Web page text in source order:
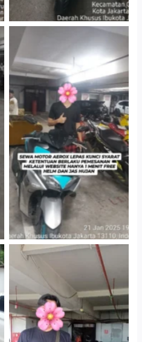
Cityplaza Jatinegara
Gedung Parkir P6A